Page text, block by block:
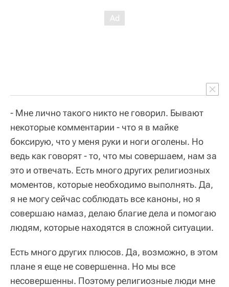
- Мне лично такого никто не говорил. Бывают
некоторые комментарии - что я в майке
боксирую, что у меня руки и ноги оголены. Но
ведь как говорят - то, что мы совершаем, нам за
это и отвечать. Есть много других религиозных
моментов, которые необходимо выполнять. Да,
я не могу сейчас соблюдать все каноны, но я
совершаю намаз, делаю благие дела и помогаю
людям, которые находятся в сложной ситуации.
Есть много других плюсов. Да, возможно, в этом
плане я еще не совершенна. Но мы все
несовершенны. Поэтому религиозные люди мне